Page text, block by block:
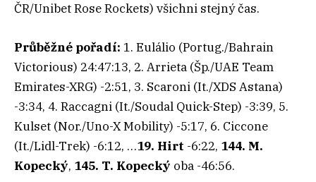
ČR/Unibet Rose Rockets) všichni stejný čas.
Průběžné pořadí: 1. Eulálio (Portug./Bahrain
Victorious) 24:47:13, 2. Arrieta (Šp./UAE Team
Emirates-XRG) -2:51, 3. Scaroni (It./XDS Astana)
-3:34, 4. Raccagni (It./Soudal Quick-Step) -3:39, 5.
Kulset (Nor./Uno-X Mobility) -5:17, 6. Ciccone
(It./Lidl-Trek) -6:12, …19. Hirt -6:22, 144. M.
Kopecký, 145. T. Kopecký oba -46:56.